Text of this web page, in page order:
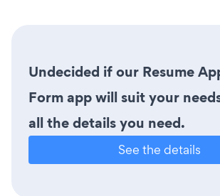
Undecided if our Resume
Form app will suit your
all the details you need.
See the details